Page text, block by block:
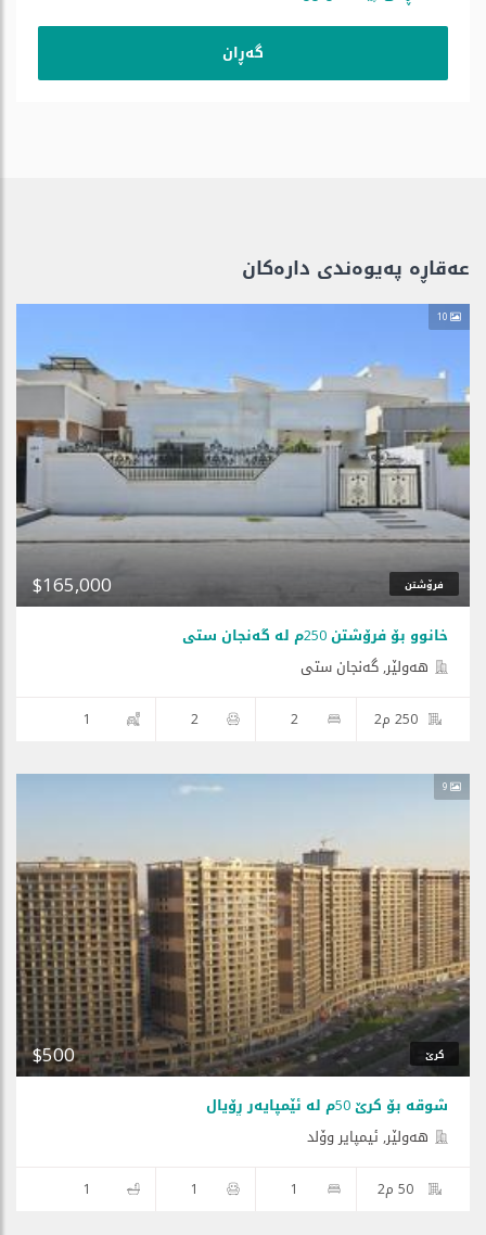
عەقاڕە پەیوەندی دارەكان
10
فرۆشتن $165,000
خانوو بۆ فرۆشتن 250م لە گەنجان ستی
هه‌ولێر, گەنجان ستی
250 م2 2
2
1
9
کرێ $500
شوقە بۆ کرێ 50م لە ئێمپایەر ڕۆیال
هه‌ولێر, ئیمپایر وۆلد
50 م2 1
1
1